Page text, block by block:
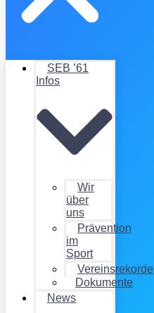
SEB ’61
Infos
Wir
über
uns
Prävention
im
Sport
Vereinsrekorde
Dokumente
News